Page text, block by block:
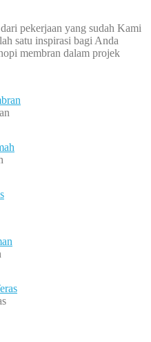
pekerjaan yang sudah Kami
satu inspirasi bagi Anda
membran dalam projek